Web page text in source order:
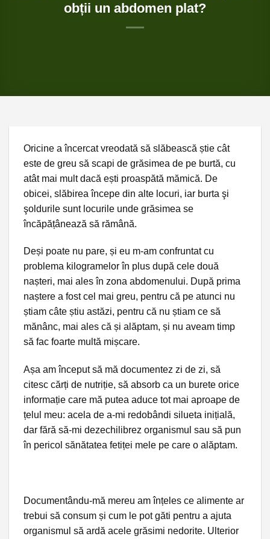
obții un abdomen plat?
Oricine a încercat vreodată să slăbească știe cât
este de greu să scapi de grăsimea de pe burtă, cu
atât mai mult dacă ești proaspătă mămică. De
obicei, slăbirea începe din alte locuri, iar burta şi
şoldurile sunt locurile unde grăsimea se
încăpățânează să rămână.
Deși poate nu pare, și eu m-am confruntat cu
problema kilogramelor în plus după cele două
nașteri, mai ales în zona abdomenului. După prima
naștere a fost cel mai greu, pentru că pe atunci nu
știam câte știu astăzi, pentru că nu știam ce să
mănânc, mai ales că și alăptam, și nu aveam timp
să fac foarte multă mișcare.
Așa am început să mă documentez zi de zi, să
citesc cărți de nutriție, să absorb ca un burete orice
informație care mă putea aduce tot mai aproape de
țelul meu: acela de a-mi redobândi silueta inițială,
dar fără să-mi dezechilibrez organismul sau să pun
în pericol sănătatea fetiței mele pe care o alăptam.
Documentându-mă mereu am înțeles ce alimente ar
trebui să consum și cum le pot găti pentru a ajuta
organismul să ardă acele grăsimi nedorite. Ulterior